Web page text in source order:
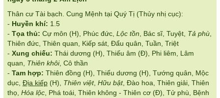
Thân cư Tài bạch. Cung Mệnh tại Quý Tị (Thủy nhị cục):
- Huyền khí: 1.5
- Tọa thủ: Cự môn (H), Phúc đức, Lộc tồn , Bác sĩ, Tuyệt, Tả phù,
Thiên đức, Thiên quan, Kiếp sát, Đẩu quân, Tuần, Triệt
- Xung chiếu: Thái dương (H), Thiếu âm (Đ), Phi liêm, Lâm
quan, Thiên khôi, Cô thần
- Tam hợp: Thiên đồng (H), Thiếu dương (H), Tướng quân, Mộc
dục, Địa kiếp(H), Thiên việt, Hữu bật, Đào hoa, Thiên giải, Thiên
thọ, Hóa lộc, Phá toái, Thiên không - Thiên cơ (Đ), Tử phù, Bệnh